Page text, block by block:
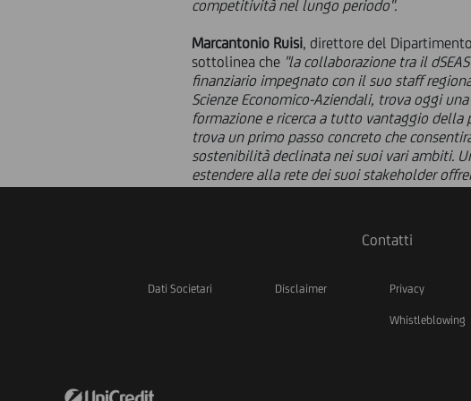
competitività nel lungo periodo".
Marcantonio Ruisi, direttore del
sottolinea che "la collaborazione tra il
finanziario impegnato con il suo staff
Scienze Economico-Aziendali, trova oggi
formazione e ricerca a tutto vantaggio della
trova un primo passo concreto che
sostenibilità declinata nei suoi vari ambiti.
estendere alla rete dei suoi stakeholder
Contatti
Dati Societari Disclaimer Privacy
Whistleblowing